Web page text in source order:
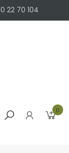
22 70 104
0